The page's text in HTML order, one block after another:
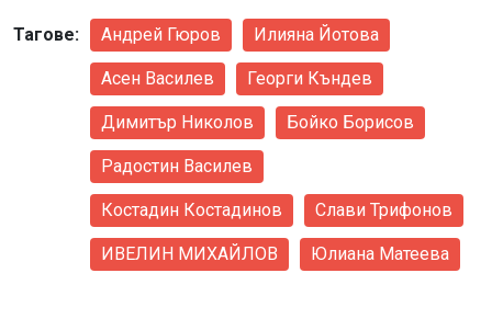
Тагове: Андрей Гюров Илияна Йотова
Асен Василев Георги Къндев
Димитър Николов Бойко Борисов
Радостин Василев
Костадин Костадинов Слави Трифонов
ИВЕЛИН МИХАЙЛОВ Юлиана Матеева